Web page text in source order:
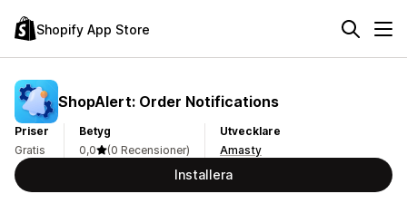
Shopify App Store
ShopAlert: Order Notifications
Priser
Gratis
Betyg
0,0
(0 Recensioner)
Utvecklare
Amasty
Installera